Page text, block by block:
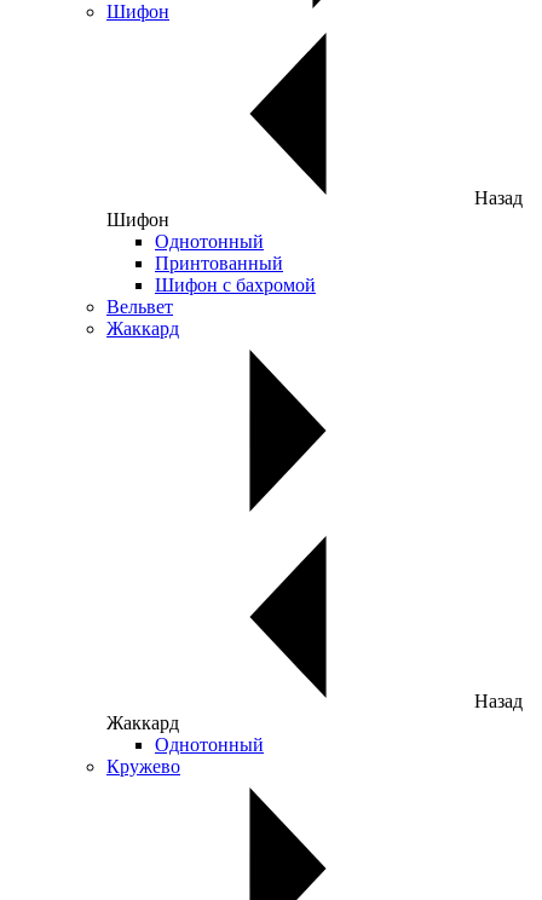
Шифон
Назад
Шифон
Однотонный
Принтованный
Шифон с бахромой
Вельвет
Жаккард
Назад
Жаккард
Однотонный
Кружево